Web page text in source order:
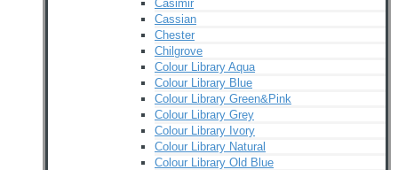
Casimir
Cassian
Chester
Chilgrove
Colour Library Aqua
Colour Library Blue
Colour Library Green&Pink
Colour Library Grey
Colour Library Ivory
Colour Library Natural
Colour Library Old Blue